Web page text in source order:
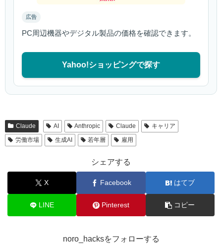
広告
PC周辺機器やデジタル製品の価格を確認できます。
Yahoo!ショッピングで探す
Claude AI Anthropic Claude
キャリア
労働市場
生成AI 若年層 雇用
シェアする
X Facebook はてブ
LINE Pinterest コピー
noro_hacksをフォローする